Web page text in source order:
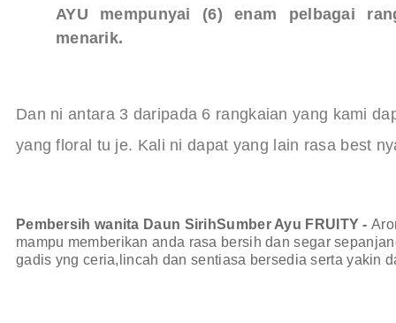
AYU mempunyai (6) enam pelbagai
menarik.
Dan ni antara 3 daripada 6 rangkaian yang kami
yang floral tu je. Kali ni dapat yang lain rasa best
Pembersih wanita Daun SirihSumber Ayu FRUITY -
mampu memberikan anda rasa bersih dan segar
gadis yng ceria,lincah dan sentiasa bersedia serta yakin